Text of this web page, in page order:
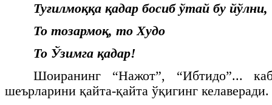
Туғилмоққа қадар босиб ўтай бу йўлни,
То тозармоқ, то Худо
То Ўзимга қадар!
Шоиранинг “Нажот”, “Ибтидо”...
шеърларини қайта-қайта ўқигинг келаверади.